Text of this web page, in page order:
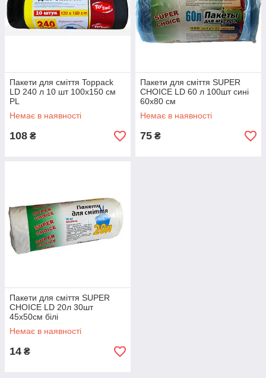
Пакети для сміття Toppack
LD 240 л 10 шт 100х150 см
PL
Немає в наявності
108 ₴
Пакети для сміття SUPER
CHOICE LD 60 л 100шт сині
60х80 см
Немає в наявності
75 ₴
Пакети для сміття SUPER
CHOICE LD 20л 30шт
45х50см білі
Немає в наявності
14 ₴